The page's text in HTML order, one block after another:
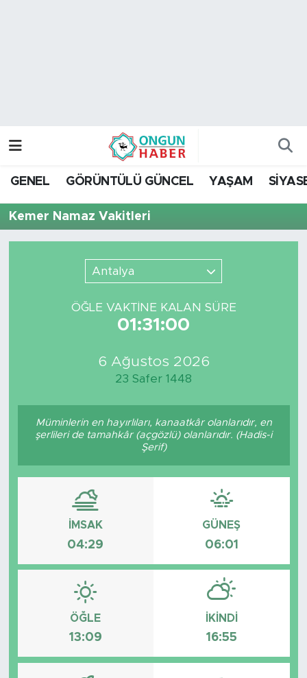
GENEL GÖRÜNTÜLÜ GÜNCEL YAŞAM
Kemer Namaz Vakitleri
Antalya
ÖĞLE VAKTİNE KALAN SÜRE
01:31:00
6 Ağustos 2026
23 Safer 1448
Müminlerin en hayırlıları, kanaatkâr olanlarıdır, en
şerlileri de tamahkâr (açgözlü) olanlarıdır. (Hadis-i
Şerif)
İMSAK
04:29
GÜNEŞ
06:01
ÖĞLE
13:09
İKINDI
16:55
Trafik Durumu
Son Dakika Haberleri